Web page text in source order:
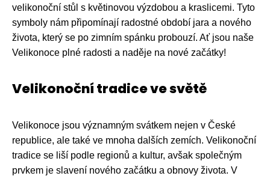
velikonoční stůl s květinovou výzdobou a kraslicemi. Tyto
symboly nám připomínají radostné období jara a nového
života, který se po zimním spánku probouzí. Ať jsou naše
Velikonoce plné radosti a naděje na nové začátky!
Velikonoční tradice ve světě
Velikonoce jsou významným svátkem nejen v České
republice, ale také ve mnoha dalších zemích. Velikonoční
tradice se liší podle regionů a kultur, avšak společným
prvkem je slavení nového začátku a obnovy života. V